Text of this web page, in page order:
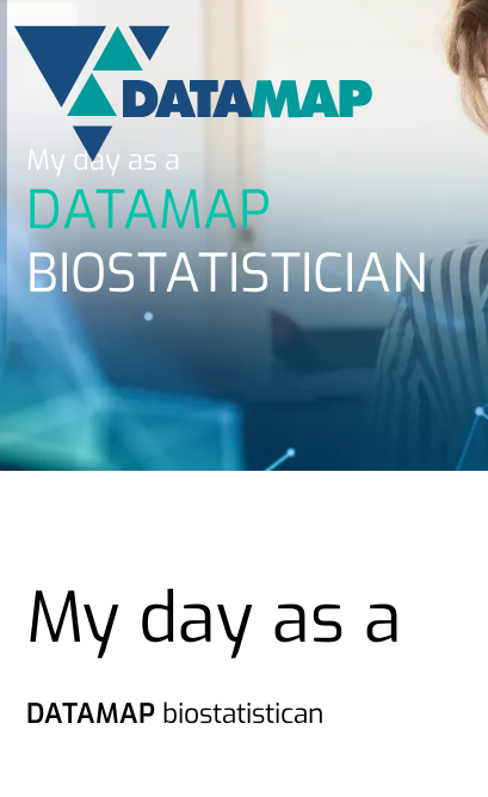
My day as a
DATAMAP
BIOSTATISTICIAN
My day as a
DATAMAP biostatistican